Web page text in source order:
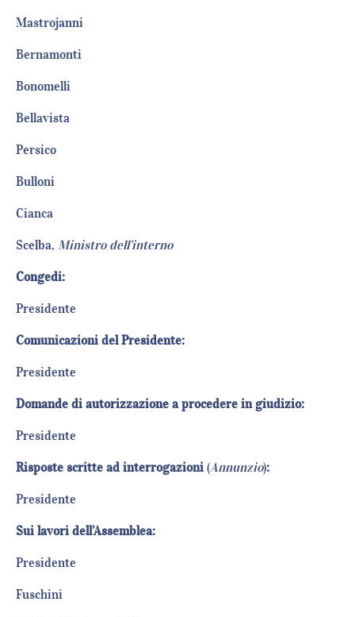
Mastrojanni
Bernamonti
Bonomelli
Bellavista
Persico
Bulloni
Cianca
Scelba, Ministro dell’interno
Congedi:
Presidente
Comunicazioni del Presidente:
Presidente
Domande di autorizzazione a procedere in giudizio:
Presidente
Risposte scritte ad interrogazioni (Annunzio):
Presidente
Sui lavori dell’Assemblea:
Presidente
Fuschini